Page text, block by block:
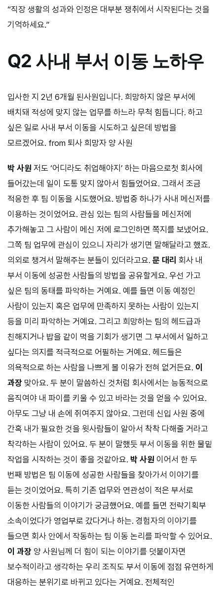
“직장 생활의 성과와 인정은 대부분 쟁취에서 시작된다는 것을
기억하세요.”
Q2 사내 부서 이동 노하우
입사한 지 2년 6개월 된사원입니다. 희망하지 않은 부서에
배치돼 적성에 맞지 않는 업무를 하느라 무척 힘듭니다. 하고
싶은 일로 사내 부서 이동을 시도하고 싶은데 방법을
모르겠어요. from 퇴사 희망자 양 사원
박 사원 저도 ‘어디라도 취업해야지’ 하는 마음으로첫 회사에
들어갔는데 일이 도통 맞지 않아서 힘들었어요. 그래서 조금
적응한 후 팀 이동을 시도했어요. 방법중 하나가 사내 메신저를
이용하는 것이었어요. 관심 있는 팀의 사람들을 메신저에
추가해놓고 그 사람이 메신 저에 로그인하면 쪽지를 보냈어요.
그쪽 팀 업무에 관심이 있으니 자리가 생기면 말해달라고 했죠.
의외로 챙겨서 말해주는 분들이 있더라고요. 문 대리 회사 내
부서 이동에 성공한 사람들의 방법을 공유할게요. 우선 가고
싶은 팀의 동태를 파악하는 거예요. 예를 들면 이동 예정인
사람이 있는지 혹은 업무에 만족하지 못하는 사람이 있는지
등을 미리 파악하는 거예요. 그리고 희망하는 팀의 헤드급과
친해지거나 밥을 같이 먹을 기회가 생기면 그 부서에서 일하고
싶다는 의지를 적극적으로 어필하는 거예요. 헤드들은
의욕적으로 하는 사람을 나쁘게 볼 이유가 전혀 없거든요. 이
과장 맞아요. 두 분이 말씀하신 것처럼 회사에서는 능동적으로
움직여야 내 파이를 키울 수 있고 바라는 것을 얻을 수 있어요.
아무도 그냥 내 손에 쥐여주지 않아요. 그런데 신입 사원 중에
간혹 내가 필요한 것을 윗사람들이 알아서 착착 다해줄 거라고
착각하는 사람이 있어요. 두 분이 말했듯 부서 이동을 위한 물밑
작업을 시작하는 것이 좋을 것같아요. 박 사원 이어서 한 두
번째 방법은 팀 이동에 성공한 사람들을 찾아가서 이야기를
듣는 것이었어요. 특히 기존 업무와 연관성이 적은 부서로
이동한 사람들의 이야기가 궁금했어요. 예를 들면 전략기획부
소속이었다가 영업부로 갔다거나 하는. 경험자의 이야기를
들으면 회사 안에서 작동하는 팀 이동 논리를 파악할 수 있어요.
이 과장 양 사원님께 더 힘이 되는 이야기를 덧붙이자면
보수적이라고 생각하는 우리 조직도 부서 이동에 점점 유연하게
대응하는 분위기로 바뀌고 있다는 거예요. 전체적인